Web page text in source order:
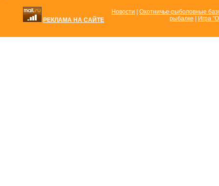
РЕКЛАМА НА САЙТЕ
Новости
Охотничье-рыболовные
рыбалке
Игра